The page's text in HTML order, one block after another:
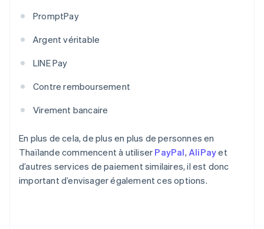
PromptPay
Argent véritable
LINE Pay
Contre remboursement
Virement bancaire
En plus de cela, de plus en plus de personnes en
Thaïlande commencent à utiliser PayPal,AliPayet
d’autres services de paiement similaires, il est donc
important d’envisager également ces options.